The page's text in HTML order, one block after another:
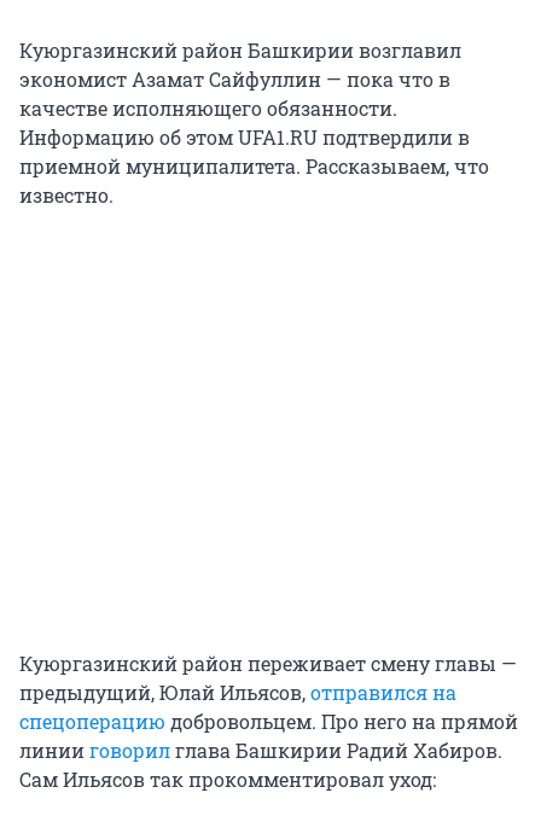
Куюргазинский район Башкирии возглавил
экономист Азамат Сайфуллин — пока что в
качестве исполняющего обязанности.
Информацию об этом UFA1.RU подтвердили в
приемной муниципалитета. Рассказываем, что
известно.
Куюргазинский район переживает смену главы —
предыдущий, Юлай Ильясов,отправился на
спецоперацию добровольцем. Про него на прямой
линииговорилглава Башкирии Радий Хабиров.
Сам Ильясов так прокомментировал уход: